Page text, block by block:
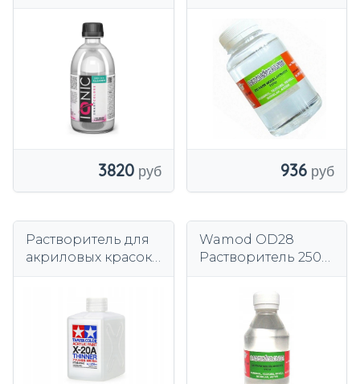
3820
подготовка к
моделированию,
Акрил 120 мл
936
Растворитель для
акриловых красок
81040 Tamiya
Wamod OD28
Растворитель 250